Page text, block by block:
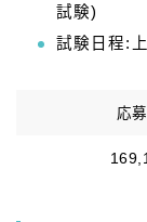
試験)
試験日程:
応